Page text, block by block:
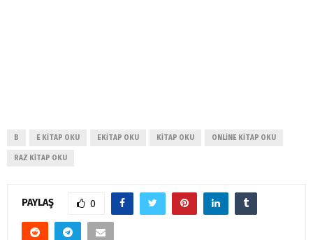
B E KITAP OKU EKITAP OKU KITAP OKU ONLINE KITAP OKU
RAZ KITAP OKU
PAYLAŞ 0